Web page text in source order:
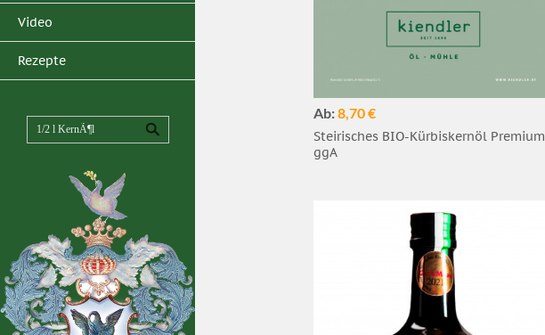
Video
Rezepte
Ab:8,70 €
Steirisches BIO-Kürbiskernöl Premium
ggA